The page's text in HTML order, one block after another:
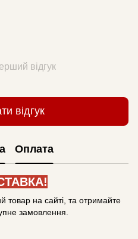
відгук
відгук
Оплата
товар на сайті, та отримайте
замовлення.